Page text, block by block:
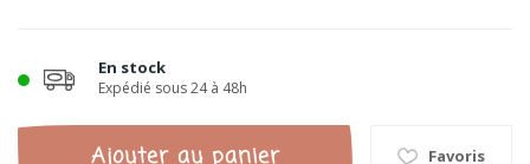
En stock
Expédié sous 24 à 48h
Ajouter au panier Favoris